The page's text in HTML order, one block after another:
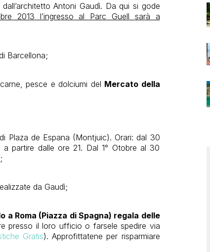
Antoni Gaudì. Da qui si gode
2013 l’ingresso al Parc Guell sarà a
Barcellona;
pesce e dolciumi del Mercato della
di Plaza de Espana (Montjuic). Orari: dal 30
partire dalle ore 21. Dal 1° Otobre al 30
da Gaudì;
a Roma (Piazza di Spagna) regala delle
presso il loro ufficio o farsele spedire via
Gratis). Approfittatene per risparmiare